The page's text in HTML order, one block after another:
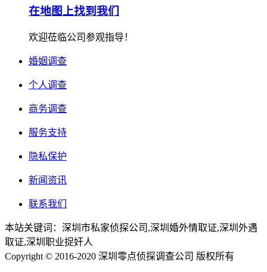
在地图上找到我们
欢迎莅临公司参观指导！
婚姻调查
个人调查
商务调查
服务支持
隐私保护
新闻资讯
联系我们
本站关键词：深圳市私家侦探公司,深圳婚外情取证,深圳外遇
取证,深圳职业捉奸人
Copyright © 2016-2020 深圳零点侦探调查公司 版权所有